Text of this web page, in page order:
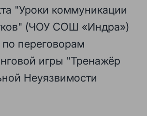
"Уроки коммуникации
(ЧОУ СОШ «Индра»)
переговорам
игры "Тренажёр
Неуязвимости